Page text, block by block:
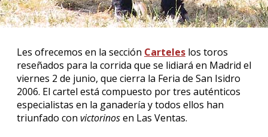
Les ofrecemos en la sección Carteles los toros
reseñados para la corrida que se lidiará en Madrid el
viernes 2 de junio, que cierra la Feria de San Isidro
2006. El cartel está compuesto por tres auténticos
especialistas en la ganadería y todos ellos han
triunfado con victorinosen Las Ventas.